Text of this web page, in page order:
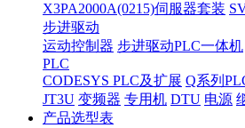
X3PA2000A(0215)伺服器套装
步进驱动
运动控制器 步进驱动PLC一体机
PLC
CODESYS PLC及扩展 Q系列
JT3U 变频器 专用机 DTU 电源
产品选型表